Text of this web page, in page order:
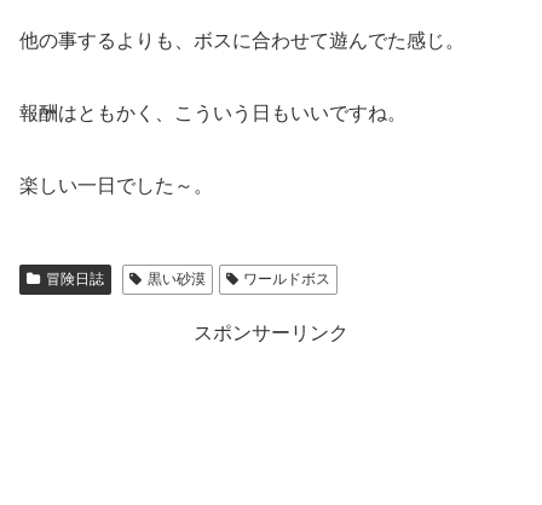
他の事するよりも、ボスに合わせて遊んでた感じ。
報酬はともかく、こういう日もいいですね。
楽しい一日でした～。
冒険日誌 黒い砂漠 ワールドボス
スポンサーリンク